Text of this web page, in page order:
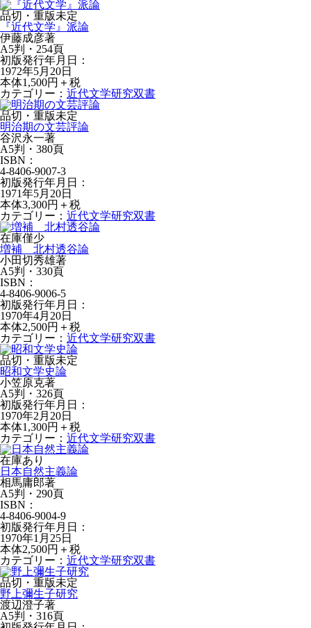
品切・重版未定
『近代文学』派論
伊藤成彦著
A5判・254頁
初版発行年月日：
1972年5月20日
本体1,500円＋税
カテゴリー： 近代文学研究双書
品切・重版未定
明治期の文芸評論
谷沢永一著
A5判・380頁
ISBN：
4-8406-9007-3
初版発行年月日：
1971年5月20日
本体3,300円＋税
カテゴリー： 近代文学研究双書
在庫僅少
増補 北村透谷論
小田切秀雄著
A5判・330頁
ISBN：
4-8406-9006-5
初版発行年月日：
1970年4月20日
本体2,500円＋税
カテゴリー： 近代文学研究双書
品切・重版未定
昭和文学史論
小笠原克著
A5判・326頁
初版発行年月日：
1970年2月20日
本体1,300円＋税
カテゴリー： 近代文学研究双書
在庫あり
日本自然主義論
相馬庸郎著
A5判・290頁
ISBN：
4-8406-9004-9
初版発行年月日：
1970年1月25日
本体2,500円＋税
カテゴリー： 近代文学研究双書
品切・重版未定
野上彌生子研究
渡辺澄子著
A5判・316頁